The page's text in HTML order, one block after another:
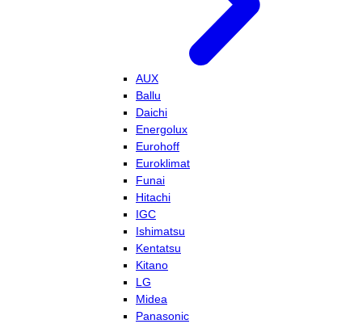
AUX
Ballu
Daichi
Energolux
Eurohoff
Euroklimat
Funai
Hitachi
IGC
Ishimatsu
Kentatsu
Kitano
LG
Midea
Panasonic